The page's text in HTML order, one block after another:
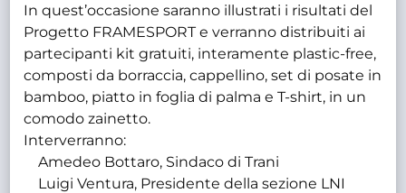
In quest’occasione saranno illustrati i risultati del
Progetto FRAMESPORT e verranno distribuiti ai
partecipanti kit gratuiti, interamente plastic-free,
composti da borraccia, cappellino, set di posate in
bamboo, piatto in foglia di palma e T-shirt, in un
comodo zainetto.
Interverranno:
Amedeo Bottaro, Sindaco di Trani
Luigi Ventura, Presidente della sezione LNI